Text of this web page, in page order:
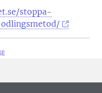
stoppa-